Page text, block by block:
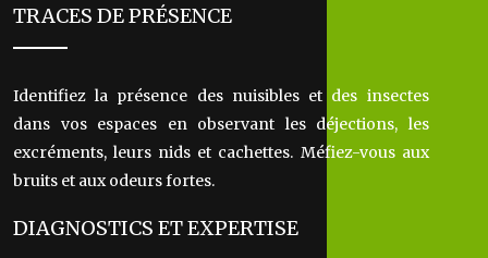
TRACES DE PRÉSENCE
Identifiez la présence des nuisibles et des insectes
dans vos espaces en observant les déjections, les
excréments, leurs nids et cachettes. Méfiez-vous aux
bruits et aux odeurs fortes.
DIAGNOSTICS ET EXPERTISE